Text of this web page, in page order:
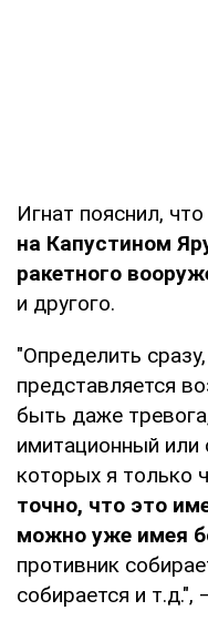
Игнат пояснил,
на Капустином
ракетного
и другого.
"Определить
представляется
быть даже
имитационный или
которых я только
точно, что это
можно уже имея
противник
собирается и т.д.",